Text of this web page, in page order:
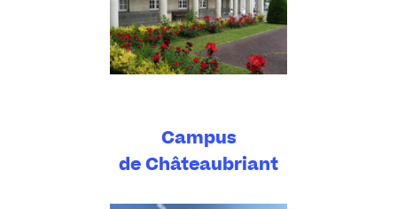
Campus
de Châteaubriant